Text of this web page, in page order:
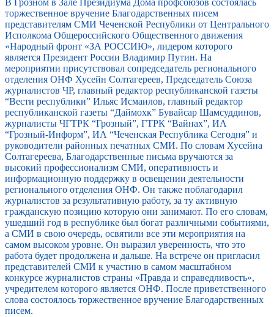
В Грозном в Зале Президиума Дома профсоюзов состоялась
торжественное вручение Благодарственных писем
представителям СМИ Чеченской Республики от Центрального
Исполкома Общероссийского Общественного движения
«Народный фронт «ЗА РОССИЮ», лидером которого
является Президент России Владимир Путин. На
мероприятии присутствовал сопредседатель регионального
отделения ОНФ Хусейн Солтагереев, Председатель Союза
журналистов ЧР, главный редактор республиканской газеты
“Вести республики” Ильяс Исмаилов, главный редактор
республиканской газеты “Даймохк” Бувайсар Шамсуддинов,
журналисты ЧГТРК “Грозный”, ГТРК “Вайнах”, ИА
“Грозный-Информ”, ИА “Чеченская Республика Сегодня” и
руководители районных печатных СМИ. По словам Хусейна
Солтагереева, Благодарственные письма вручаются за
высокий профессионализм СМИ, оперативность и
информационную поддержку в освещении деятельности
регионального отделения ОНФ. Он также поблагодарил
журналистов за результативную работу, за ту активную
гражданскую позицию которую они занимают. По его словам,
ушедший год в республике был богат различными событиями,
а СМИ в свою очередь, освятили все эти мероприятия на
самом высоком уровне. Он выразил уверенность, что это
работа будет продолжена и дальше. На встрече он пригласил
представителей СМИ к участию в самом масштабном
конкурсе журналистов страны «Правда и справедливость»,
учредителем которого является ОНФ. После приветственного
слова состоялось торжественное вручение Благодарственных
писем.